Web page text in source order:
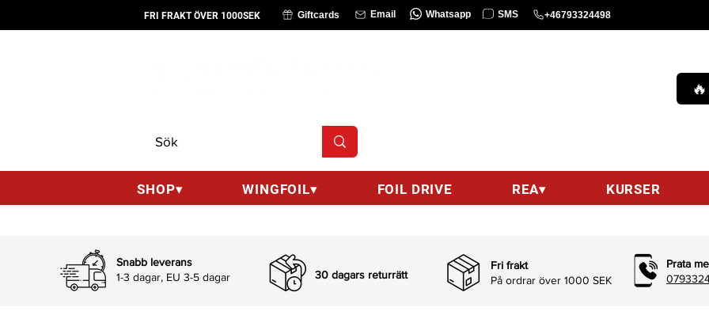
FRI FRAKT ÖVER 1000SEK Giftcards Email Whatsapp SMS +46793324498
SHOP▾ WINGFOIL▾ FOIL DRIVE REA▾ KURSER
Snabb leverans
1-3 dagar, EU 3-5 dagar
30 dagars returrätt
Fri frakt
På ordrar över 1000 SEK
Prata